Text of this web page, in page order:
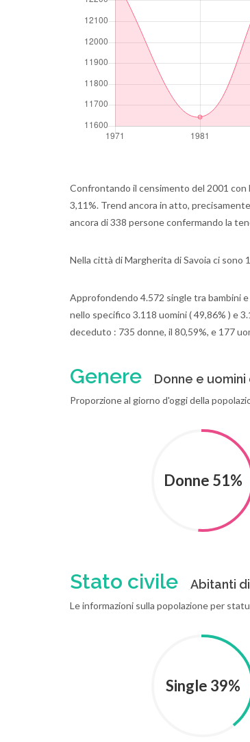
Confrontando il censimento del 2001 con
3,11%. Trend ancora in atto,
ancora di 338 persone confermando la
Nella città di Margherita di Savoia ci sono
Approfondendo 4.572 single tra bambini
nello specifico 3.118 uomini ( 49,86% ) e
deceduto : 735 donne, il 80,59%, e 177
Genere Donne e
Proporzione al giorno d'oggi della
Donne 51%
Stato civile Abitanti
Le informazioni sulla popolazione per
Single 39%